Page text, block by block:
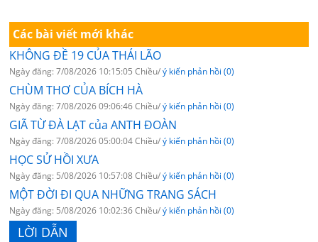
Các bài viết mới khác
KHÔNG ĐỀ 19 CỦA THÁI LÃO
Ngày đăng: 7/08/2026 10:15:05 Chiều/ý kiến phản hồi (0)
CHÙM THƠ CỦA BÍCH HÀ
Ngày đăng: 7/08/2026 09:06:46 Chiều/ý kiến phản hồi (0)
GIÃ TỪ ĐÀ LẠT của ANTH ĐOÀN
Ngày đăng: 7/08/2026 05:00:04 Chiều/ý kiến phản hồi (0)
HỌC SỬ HỒI XƯA
Ngày đăng: 5/08/2026 10:57:08 Chiều/ý kiến phản hồi (0)
MỘT ĐỜI ĐI QUA NHỮNG TRANG SÁCH
Ngày đăng: 5/08/2026 10:02:36 Chiều/ý kiến phản hồi (0)
LỜI DẪN